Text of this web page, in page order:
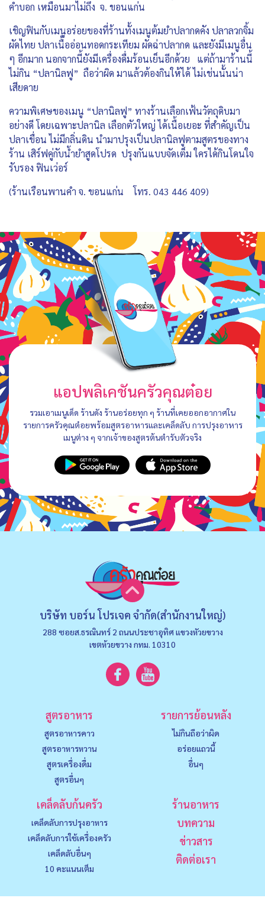
คำบอก เหมือนมาไม่ถึง จ. ขอนแก่น
เชิญฟินกับเมนูอร่อยของที่ร้านทั้งเมนูต้มยำปลากดคัง ปลาลวกจิ้ม
ผัดไทย ปลาเนื้ออ่อนทอดกระเทียม ผัดฉ่าปลากด และยังมีเมนูอื่น
ๆ อีกมาก นอกจากนี้ยังมีเครื่องดื่มร้อนเย็นอีกด้วย แต่ถ้ามาร้านนี้
ไม่กิน “ปลานิลฟู” ถือว่าผิด มาแล้วต้องกินให้ได้ ไม่เช่นนั้นน่า
เสียดาย
ความพิเศษของเมนู “ปลานิลฟู” ทางร้านเลือกเฟ้นวัตถุดิบมา
อย่างดี โดยเฉพาะปลานิล เลือกตัวใหญ่ ได้เนื้อเยอะ ที่สำคัญเป็น
ปลาเขื่อน ไม่มีกลิ่นดิน นำมาปรุงเป็นปลานิลฟูตามสูตรของทาง
ร้าน เสิร์ฟคู่กับน้ำยำสูดโปรด ปรุงกันแบบจัดเต็ม ใครได้กินโดนใจ
รับรอง ฟินเว่อร์
(ร้านเรือนพานคำ จ. ขอนแก่น โทร. 043 446 409)
แอปพลิเคชันครัวคุณต๋อย
รวมเอาเมนูเด็ด ร้านดัง ร้านอร่อยทุก ๆ ร้านที่เคยออกอากาศใน
รายการครัวคุณต๋อยพร้อมสูตรอาหารและเคล็ดลับ การปรุงอาหาร
เมนูต่าง ๆ จากเจ้าของสูตรต้นตำรับตัวจริง
บริษัท บอร์น โปรเจค จำกัด(สำนักงานใหญ่)
288 ซอยส.ธรณินทร์ 2 ถนนประชาอุทิศ แขวงหัวยขวาง
เขตห้วยขวาง กทม. 10310
สูตรอาหาร
สูตรอาหารคาว
สูตรอาหารหวาน
สูตรเครื่องดื่ม
สูตรอื่นๆ
รายการย้อนหลัง
ไม่กินถือว่าผิด
อร่อยแถวนี้
อื่นๆ
เคล็ดลับก้นครัว
เคล็ดลับการปรุงอาหาร
เคล็ดลับการใช้เครื่องครัว
เคล็ดลับอื่นๆ
10 คะแนนเต็ม
ร้านอาหาร
บทความ
ข่าวสาร
ติดต่อเรา